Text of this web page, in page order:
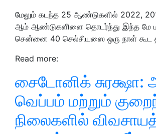
மேலும் கடந்த 25 ஆண்டுகளில் 2022,
ஆம் ஆண்டுகளிளை தொடர்ந்து இந்த மே
சென்னை 40 செல்சியஸை ஒரு நாள் கூட
Read more:
சைடோனிக் சுரக்ஷா:
வெப்பம் மற்றும்
நிலைகளில்